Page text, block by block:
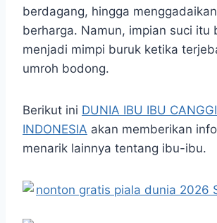
berdagang, hingga
berharga. Namun, impian suci itu
menjadi mimpi buruk ketika
umroh bodong.
Berikut ini DUNIA IBU IBU
INDONESIA akan memberikan
menarik lainnya tentang ibu-ibu.